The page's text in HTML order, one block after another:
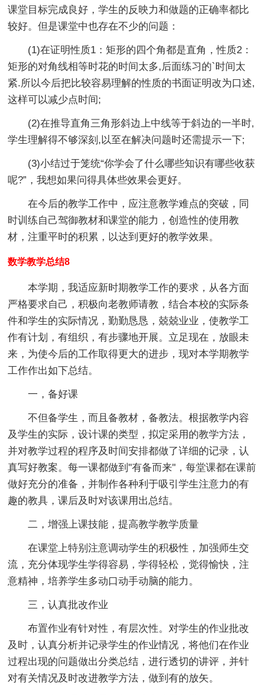
课堂目标完成良好，学生的反映力和做题的正确率都比
较好。但是课堂中也存在不少的问题：
(1)在证明性质1：矩形的四个角都是直角，性质2：
矩形的对角线相等时花的时间太多,后面练习的`时间太
紧.所以今后把比较容易理解的性质的书面证明改为口述,
这样可以减少点时间;
(2)在推导直角三角形斜边上中线等于斜边的一半时,
学生理解得不够深刻,以至在解决问题时还需提示一下;
(3)小结过于笼统“你学会了什么哪些知识有哪些收获
呢?”，我想如果问得具体些效果会更好。
在今后的教学工作中，应注意教学难点的突破，同
时训练自己驾御教材和课堂的能力，创造性的使用教
材，注重平时的积累，以达到更好的教学效果。
数学教学总结8
本学期，我适应新时期教学工作的要求，从各方面
严格要求自己，积极向老教师请教，结合本校的实际条
件和学生的实际情况，勤勤恳恳，兢兢业业，使教学工
作有计划，有组织，有步骤地开展。立足现在，放眼未
来，为使今后的工作取得更大的进步，现对本学期教学
工作作出如下总结。
一，备好课
不但备学生，而且备教材，备教法。根据教学内容
及学生的实际，设计课的类型，拟定采用的教学方法，
并对教学过程的程序及时间安排都做了详细的记录，认
真写好教案。每一课都做到"有备而来"，每堂课都在课前
做好充分的准备，并制作各种利于吸引学生注意力的有
趣的教具，课后及时对该课用出总结。
二，增强上课技能，提高教学教学质量
在课堂上特别注意调动学生的积极性，加强师生交
流，充分体现学生学得容易，学得轻松，觉得愉快，注
意精神，培养学生多动口动手动脑的能力。
三，认真批改作业
布置作业有针对性，有层次性。对学生的作业批改
及时，认真分析并记录学生的作业情况，将他们在作业
过程出现的问题做出分类总结，进行透切的讲评，并针
对有关情况及时改进教学方法，做到有的放矢。